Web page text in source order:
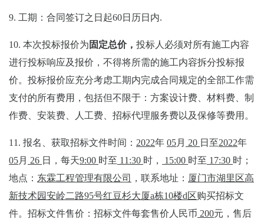
9. 工期： 合同签订之日起60日历日内.
10. 本次投标报价为 固定总价， 投标人必须对所有施工内容
进行投标响应及报价，不得将所需的施工内容拆分投标报
价。 投标报价应充分考虑工期内完成合同规定的全部工作需
支付的所有费用，包括但不限于： 方案设计费、 材料费、制
作费、安装费、人工费、招标代理服务费以及保修等费用。
11. 报名、获取招标文件时间： 2022年 05月 20 日至2022年
05月 26 日，每天9:00 时至 1 1 :30 时， 1 5:00 时至 17:30 时；
地点： 东霖工程管理有限公司 ， 联系地址： 厦门市湖里区高
新技术园安岭二路95号红豆杉大厦a栋10楼d区购买招标文
件。招标文件售价：招标文件每套售价人民币 200元，售后